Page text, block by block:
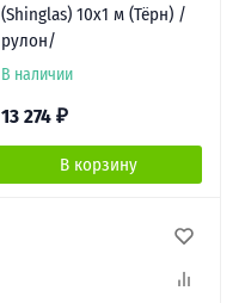
(Shinglas) 10х1 м (Тёрн) /
рулон/
В наличии
13 274 ₽
В корзину